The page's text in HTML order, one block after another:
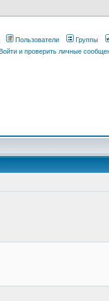
Пользователи Группы
и проверить личные